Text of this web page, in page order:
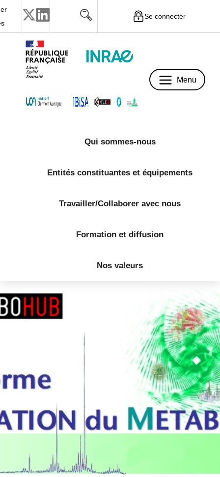
Se connecter
Menu
Qui sommes-nous
Entités constituantes et équipements
Travailler/Collaborer avec nous
Formation et diffusion
Nos valeurs